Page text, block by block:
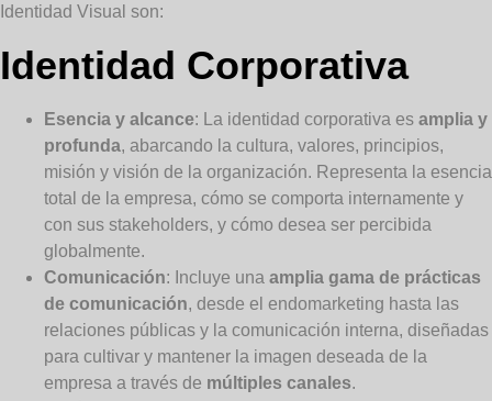
Identidad Visual son:
Identidad Corporativa
Esencia y alcance: La identidad corporativa es amplia y
profunda, abarcando la cultura, valores, principios,
misión y visión de la organización. Representa la esencia
total de la empresa, cómo se comporta internamente y
con sus stakeholders, y cómo desea ser percibida
globalmente.
Comunicación: Incluye una amplia gama de prácticas
de comunicación, desde el endomarketing hasta las
relaciones públicas y la comunicación interna, diseñadas
para cultivar y mantener la imagen deseada de la
empresa a través de múltiples canales.